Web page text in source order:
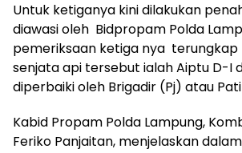
Untuk ketiganya kini dilakukan
diawasi oleh Bidpropam Polda
pemeriksaan ketiga nya terungkap
senjata api tersebut ialah Aiptu D-I
diperbaiki oleh Brigadir (Pj) atau
Kabid Propam Polda Lampung,
Feriko Panjaitan, menjelaskan